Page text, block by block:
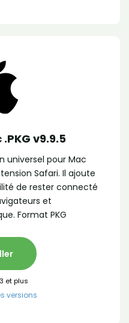
v9.9.5
universel pour Mac
Safari. Il ajoute
de rester connecté
et
Format PKG
et plus
versions